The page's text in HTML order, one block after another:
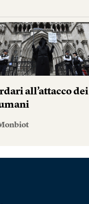
all’attacco dei